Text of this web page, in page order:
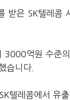
받은 SK텔레콤
억원 수준
습니다.
텔레콤에서 유